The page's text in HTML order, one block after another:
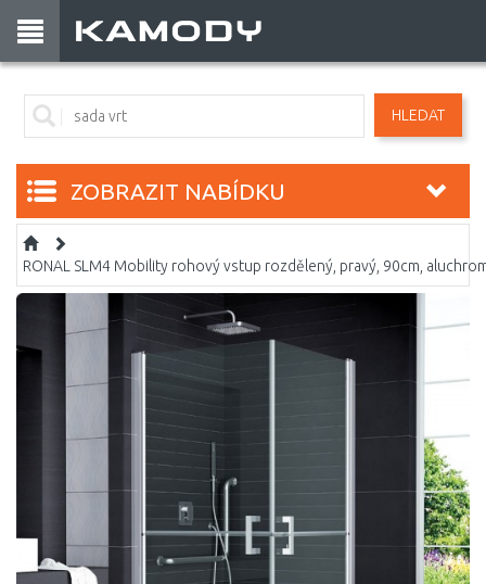
HLEDAT
ZOBRAZIT NABÍDKU
RONAL SLM4 Mobility rohový vstup rozdělený, pravý, 90cm,